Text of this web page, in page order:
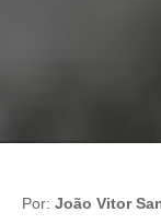
Por: João Vitor